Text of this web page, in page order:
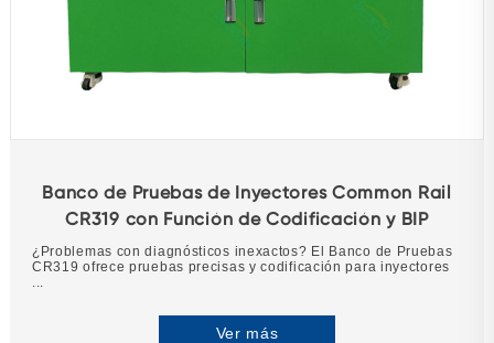
Banco de Pruebas de Inyectores Common Rail
CR319 con Función de Codificación y BIP
¿Problemas con diagnósticos inexactos? El Banco de Pruebas
CR319 ofrece pruebas precisas y codificación para inyectores
Ver más